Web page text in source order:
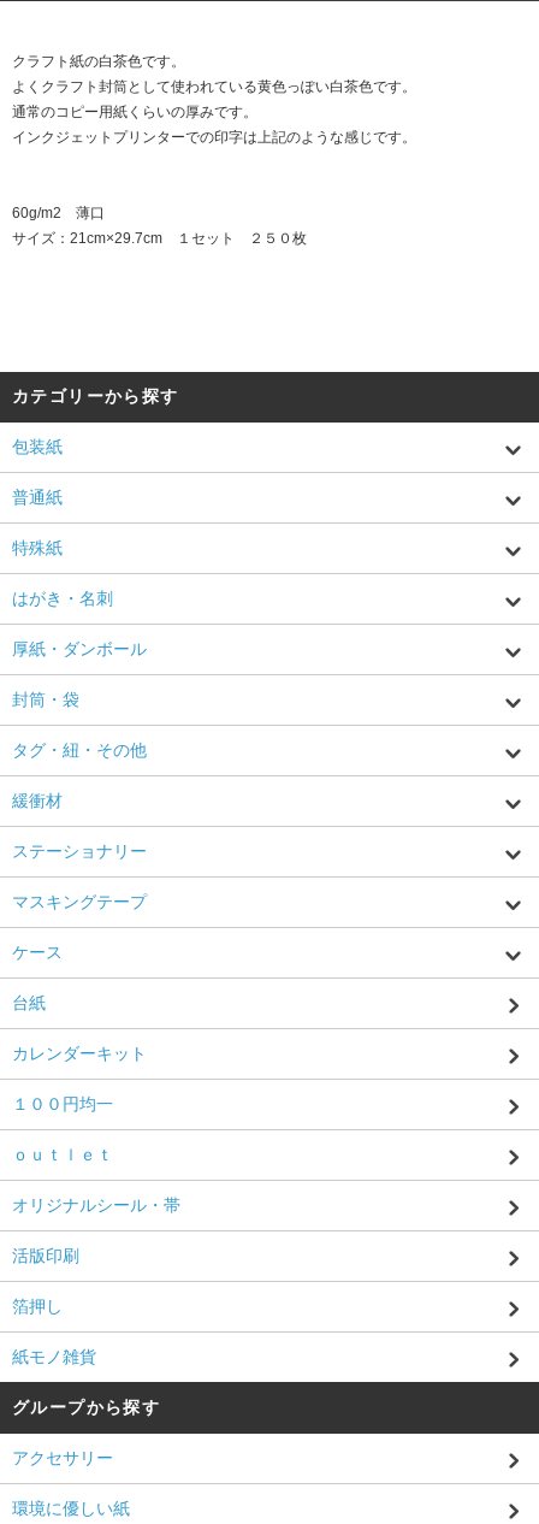
クラフト紙の白茶色です。
よくクラフト封筒として使われている黄色っぽい白茶色です。
通常のコピー用紙くらいの厚みです。
インクジェットプリンターでの印字は上記のような感じです。
60g/m2 薄口
サイズ：21cm×29.7cm １セット ２５０枚
カテゴリーから探す
包装紙
普通紙
特殊紙
はがき・名刺
厚紙・ダンボール
封筒・袋
タグ・紐・その他
緩衝材
ステーショナリー
マスキングテープ
ケース
台紙
カレンダーキット
１００円均一
ｏｕｔｌｅｔ
オリジナルシール・帯
活版印刷
箔押し
紙モノ雑貨
グループから探す
アクセサリー
環境に優しい紙